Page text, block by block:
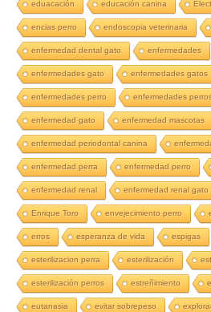
eduacación educación canina
encias perro endoscopia veterinaria
enfermedad dental gato enfermedades
enfermedades gato enfermedades gatos
enfermedades perro enfermedades
enfermedad gato enfermedad mascotas
enfermedad periodontal canina
enfermedad perra enfermedad perro
enfermedad renal enfermedad renal gato
Enrique Toro envejecimiento perro
erros esperanza de vida espigas
esterilizacion perra esterilización
esterilización perros estreñimiento
eutanasia evitar sobrepeso